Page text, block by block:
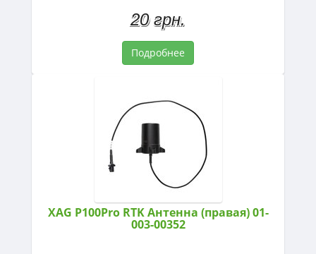
20 грн.
Подробнее
XAG P100Pro RTK Антенна (правая) 01-
003-00352